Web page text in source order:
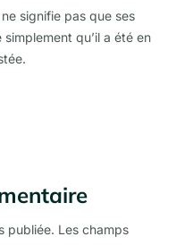
signifie pas que ses
qu’il a été en
publiée. Les champs